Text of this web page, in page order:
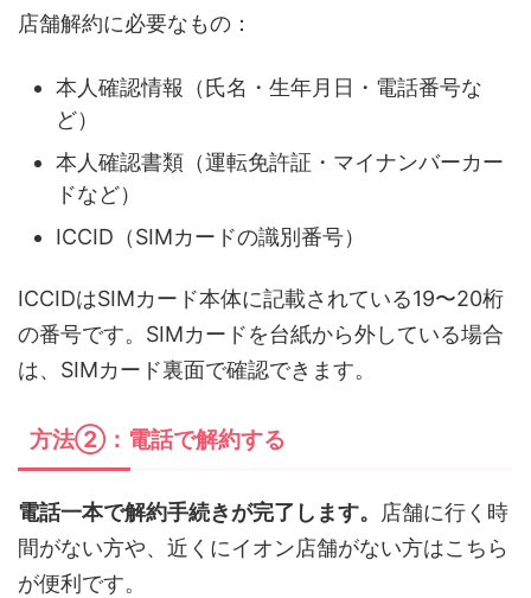
店舗解約に必要なもの：
本人確認情報（氏名・生年月日・電話番号な
ど）
本人確認書類（運転免許証・マイナンバーカー
ドなど）
ICCID（SIMカードの識別番号）
ICCIDはSIMカード本体に記載されている19〜20桁
の番号です。SIMカードを台紙から外している場合
は、SIMカード裏面で確認できます。
方法②：電話で解約する
電話一本で解約手続きが完了します。 店舗に行く時
間がない方や、近くにイオン店舗がない方はこちら
が便利です。